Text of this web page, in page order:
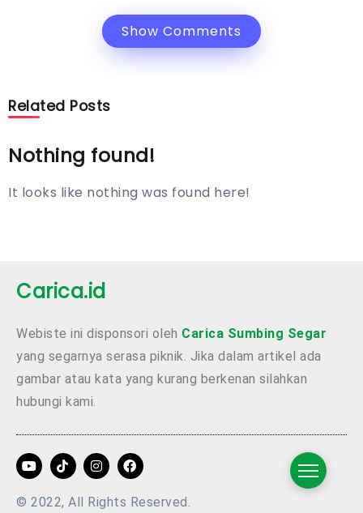
Show Comments
Related Posts
Nothing found!
It looks like nothing was found here!
Carica.id
Webiste ini disponsori oleh Carica Sumbing Segar
yang segarnya serasa piknik. Jika dalam artikel ada
gambar atau kata yang kurang berkenan silahkan
hubungi kami.
© 2022, All Rights Reserved.